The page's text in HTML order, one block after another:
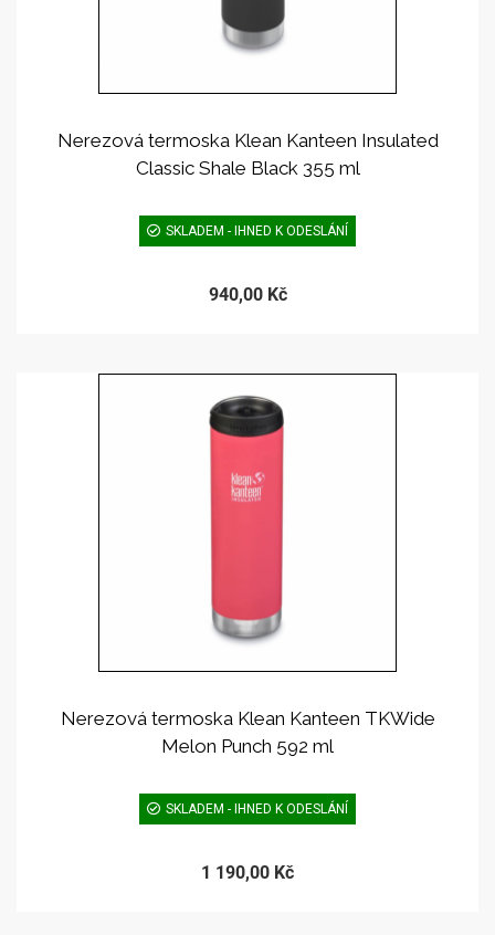
Nerezová termoska Klean Kanteen Insulated
Classic Shale Black 355 ml
SKLADEM - IHNED K ODESLÁNÍ
940,00 Kč
Nerezová termoska Klean Kanteen TKWide
Melon Punch 592 ml
SKLADEM - IHNED K ODESLÁNÍ
1 190,00 Kč